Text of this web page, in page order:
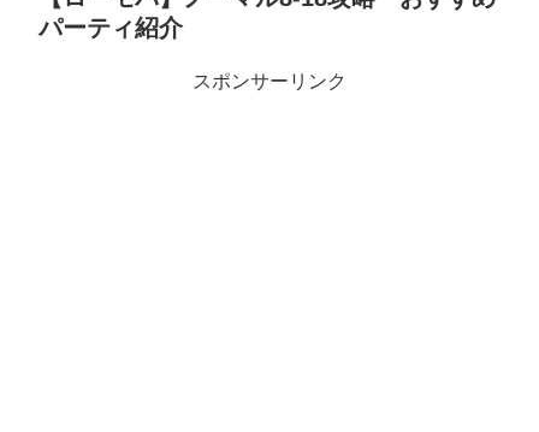
パーティ紹介
スポンサーリンク